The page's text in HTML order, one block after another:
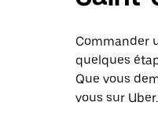
Commander
quelques
Que vous
vous sur